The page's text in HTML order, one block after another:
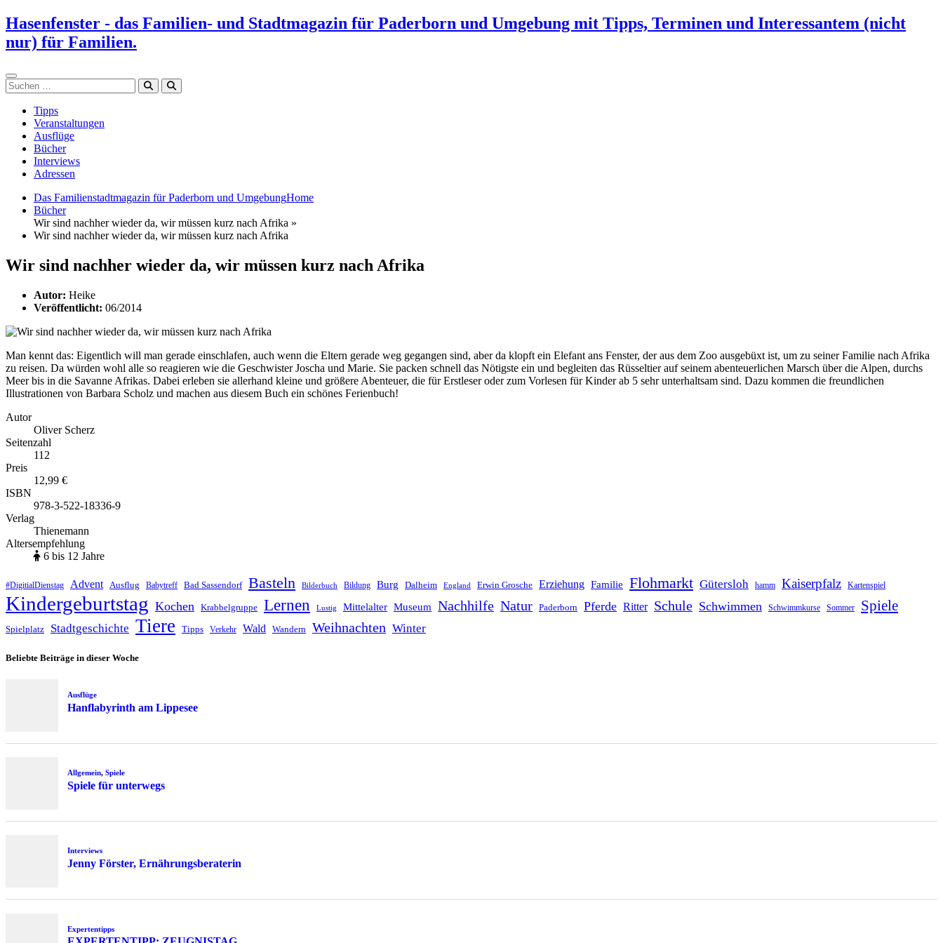
Zum
Inhalt
springen
Hasenfenster - das Familien- und Stadtmagazin für Paderborn und Umgebung mit Tipps, Terminen und Interessantem (nicht
nur) für Familien.
Suchen
Tipps
Veranstaltungen
Ausflüge
Bücher
Interviews
Adressen
Das Familienstadtmagazin für Paderborn und UmgebungHome
Bücher
Wir sind nachher wieder da, wir müssen kurz nach Afrika »
Wir sind nachher wieder da, wir müssen kurz nach Afrika
Wir sind nachher wieder da, wir müssen kurz nach Afrika
Autor: Heike
Veröffentlicht: 06/2014
Man kennt das: Eigentlich will man gerade einschlafen, auch wenn die Eltern gerade weg gegangen sind, aber da klopft ein Elefant ans Fenster, der aus dem Zoo ausgebüxt ist, um zu seiner Familie nach Afrika
zu reisen. Da würden wohl alle so reagieren wie die Geschwister Joscha und Marie. Sie packen schnell das Nötigste ein und begleiten das Rüsseltier auf seinem abenteuerlichen Marsch über die Alpen, durchs
Meer bis in die Savanne Afrikas. Dabei erleben sie allerhand kleine und größere Abenteuer, die für Erstleser oder zum Vorlesen für Kinder ab 5 sehr unterhaltsam sind. Dazu kommen die freundlichen
Illustrationen von Barbara Scholz und machen aus diesem Buch ein schönes Ferienbuch!
Autor
Oliver Scherz
Seitenzahl
112
Preis
12,99 €
ISBN
978-3-522-18336-9
Verlag
Thienemann
Altersempfehlung
6 bis 12 Jahre
#DigitialDienstag Advent Ausflug Babytreff Bad Sassendorf Basteln Bilderbuch Bildung Burg Dalheim England Erwin Grosche Erziehung Familie Flohmarkt Gütersloh hamm Kaiserpfalz Kartenspiel
Kindergeburtstag Kochen Krabbelgruppe Lernen Lustig Mittelalter Museum Nachhilfe Natur Paderborn Pferde Ritter Schule Schwimmen Schwimmkurse Sommer Spiele
Spielplatz Stadtgeschichte Tiere Tipps Verkehr Wald Wandern Weihnachten Winter
Beliebte Beiträge in dieser Woche
Ausflüge
Hanflabyrinth am Lippesee
Allgemein, Spiele
Spiele für unterwegs
Interviews
Jenny Förster, Ernährungsberaterin
Expertentipps